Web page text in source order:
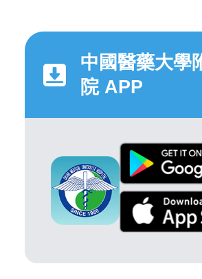
中國醫藥大學
院 APP